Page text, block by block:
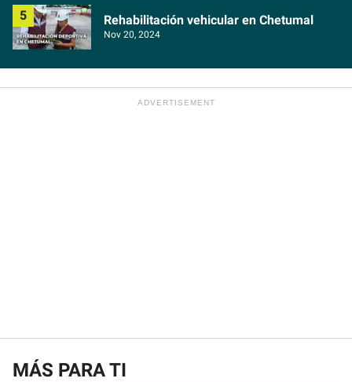
Rehabilitación vehicular en Chetumal
Nov 20, 2024
MÁS PARA TI